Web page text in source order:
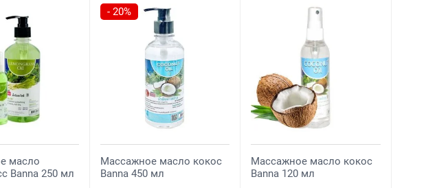
масло
Banna 250 мл
- 20%
Массажное масло кокос
Banna 450 мл
Массажное масло кокос
Banna 120 мл